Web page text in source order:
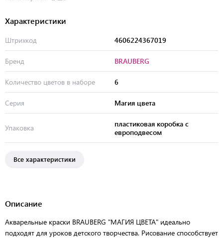
Характеристики
Штрихкод 4606224367019
Бренд BRAUBERG
Количество цветов в наборе 6
Серия Магия цвета
Упаковка
пластиковая коробка с
европодвесом
Все характеристики
Описание
Акварельные краски BRAUBERG "МАГИЯ ЦВЕТА" идеально
подходят для уроков детского творчества. Рисование способствует